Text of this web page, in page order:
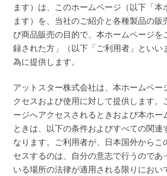
ます）は、このホームページ（以下「
ます）を、当社のご紹介と各種製品の販
び商品販売の目的で、本ホームページを
録された方」（以下「ご利用者」といい
為に提供します。
アットスター株式会社は、本ホームペー
クセスおよび使用に対して提供します。
ージへアクセスされるときおよび本ホー
ときは、以下の条件およびすべての関連
なります。ご利用者が、日本国外からこ
セスするのは、自分の意志で行うのであ
いる場所の法律が適用される限りにおい